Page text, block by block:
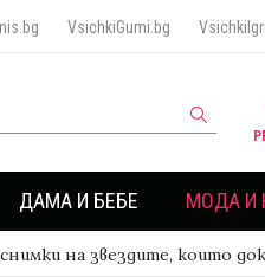
VsichkiGumi.bg
ДАМА И БЕБЕ МОДА И
на звездите, които